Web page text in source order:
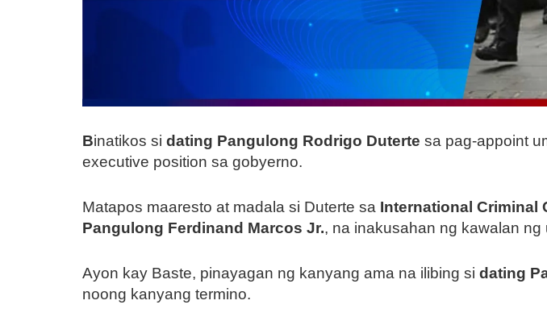
Binatikos si dating Pangulong Rodrigo Duterte sa pag-appoint
executive position sa gobyerno.
Matapos maaresto at madala si Duterte sa International Criminal
Pangulong Ferdinand Marcos Jr., na inakusahan ng kawalan ng
Ayon kay Baste, pinayagan ng kanyang ama na ilibing si dating
noong kanyang termino.